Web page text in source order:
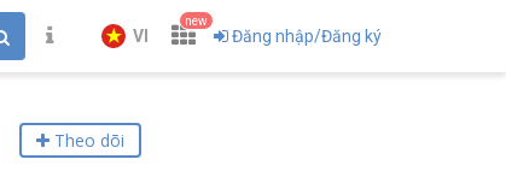
VI
new
Đăng nhập/Đăng ký
Theo dõi